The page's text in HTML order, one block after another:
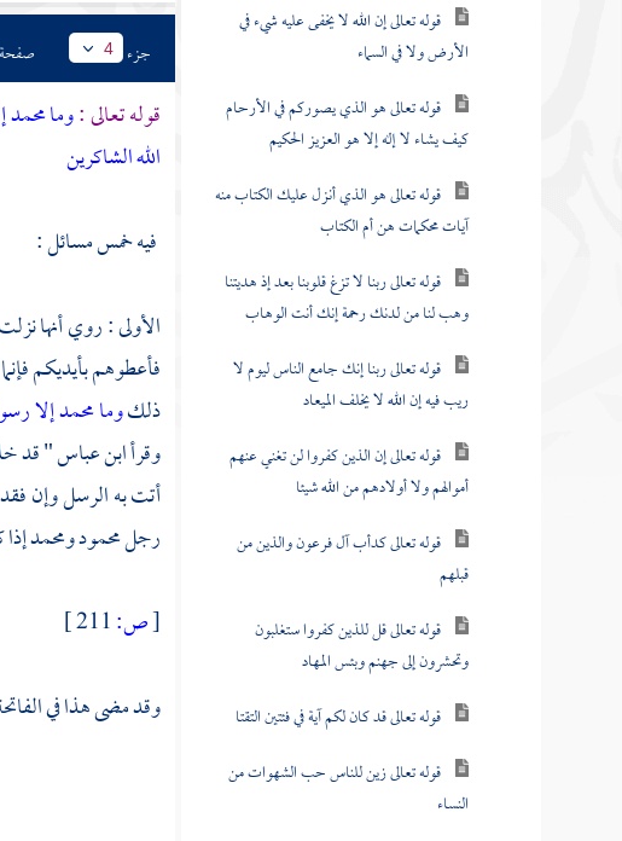
قوله تعالى إن الله لا يخفى عليه شيء في
الأرض ولا في السماء
قوله تعالى هو الذي يصوركم في الأرحام
كيف يشاء لا إله إلا هو العزيز الحكيم
قوله تعالى هو الذي أنزل عليك الكتاب منه
آيات محكمات هن أم الكتاب
قوله تعالى ربنا لا تزغ قلوبنا بعد إذ هديتنا
وهب لنا من لدنك رحمة إنك أنت الوهاب
قوله تعالى ربنا إنك جامع الناس ليوم لا
ريب فيه إن الله لا يخلف الميعاد
قوله تعالى إن الذين كفروا لن تغني عنهم
أموالهم ولا أولادهم من الله شيئا
قوله تعالى كدأب آل فرعون والذين من
قبلهم
قوله تعالى قل للذين كفروا ستغلبون
وتحشرون إلى جهنم وبئس المهاد
قوله تعالى قد كان لكم آية في فئتين التقتا
قوله تعالى زين للناس حب الشهوات من
النساء
جزء 4 صفحة
قوله تعالى :وما
الله الشاكرين
فيه خمس مسائل :
الأولى : روي أنها
فأعطوهم بأيديكم
ذلكوما محمد إلا
وقرأابن عباس" قد
أتت به الرسل وإن
رجل محمود ومحمد
[ص:
وقد مضى هذا في